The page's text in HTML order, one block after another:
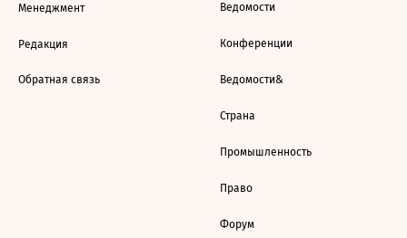
Менеджмент
Редакция
Обратная связь
Ведомости
Конференции
Ведомости&
Страна
Промышленность
Право
Форум